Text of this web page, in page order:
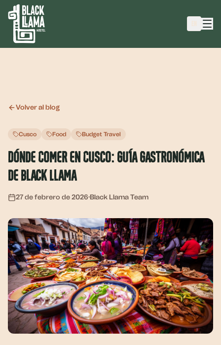
Volver al blog
Cusco Food Budget Travel
Dónde Comer en Cusco: Guía Gastronómica
de Black Llama
27 de febrero de 2026·Black Llama Team